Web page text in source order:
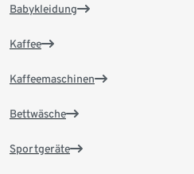
Babykleidung
Kaffee
Kaffeemaschinen
Bettwäsche
Sportgeräte